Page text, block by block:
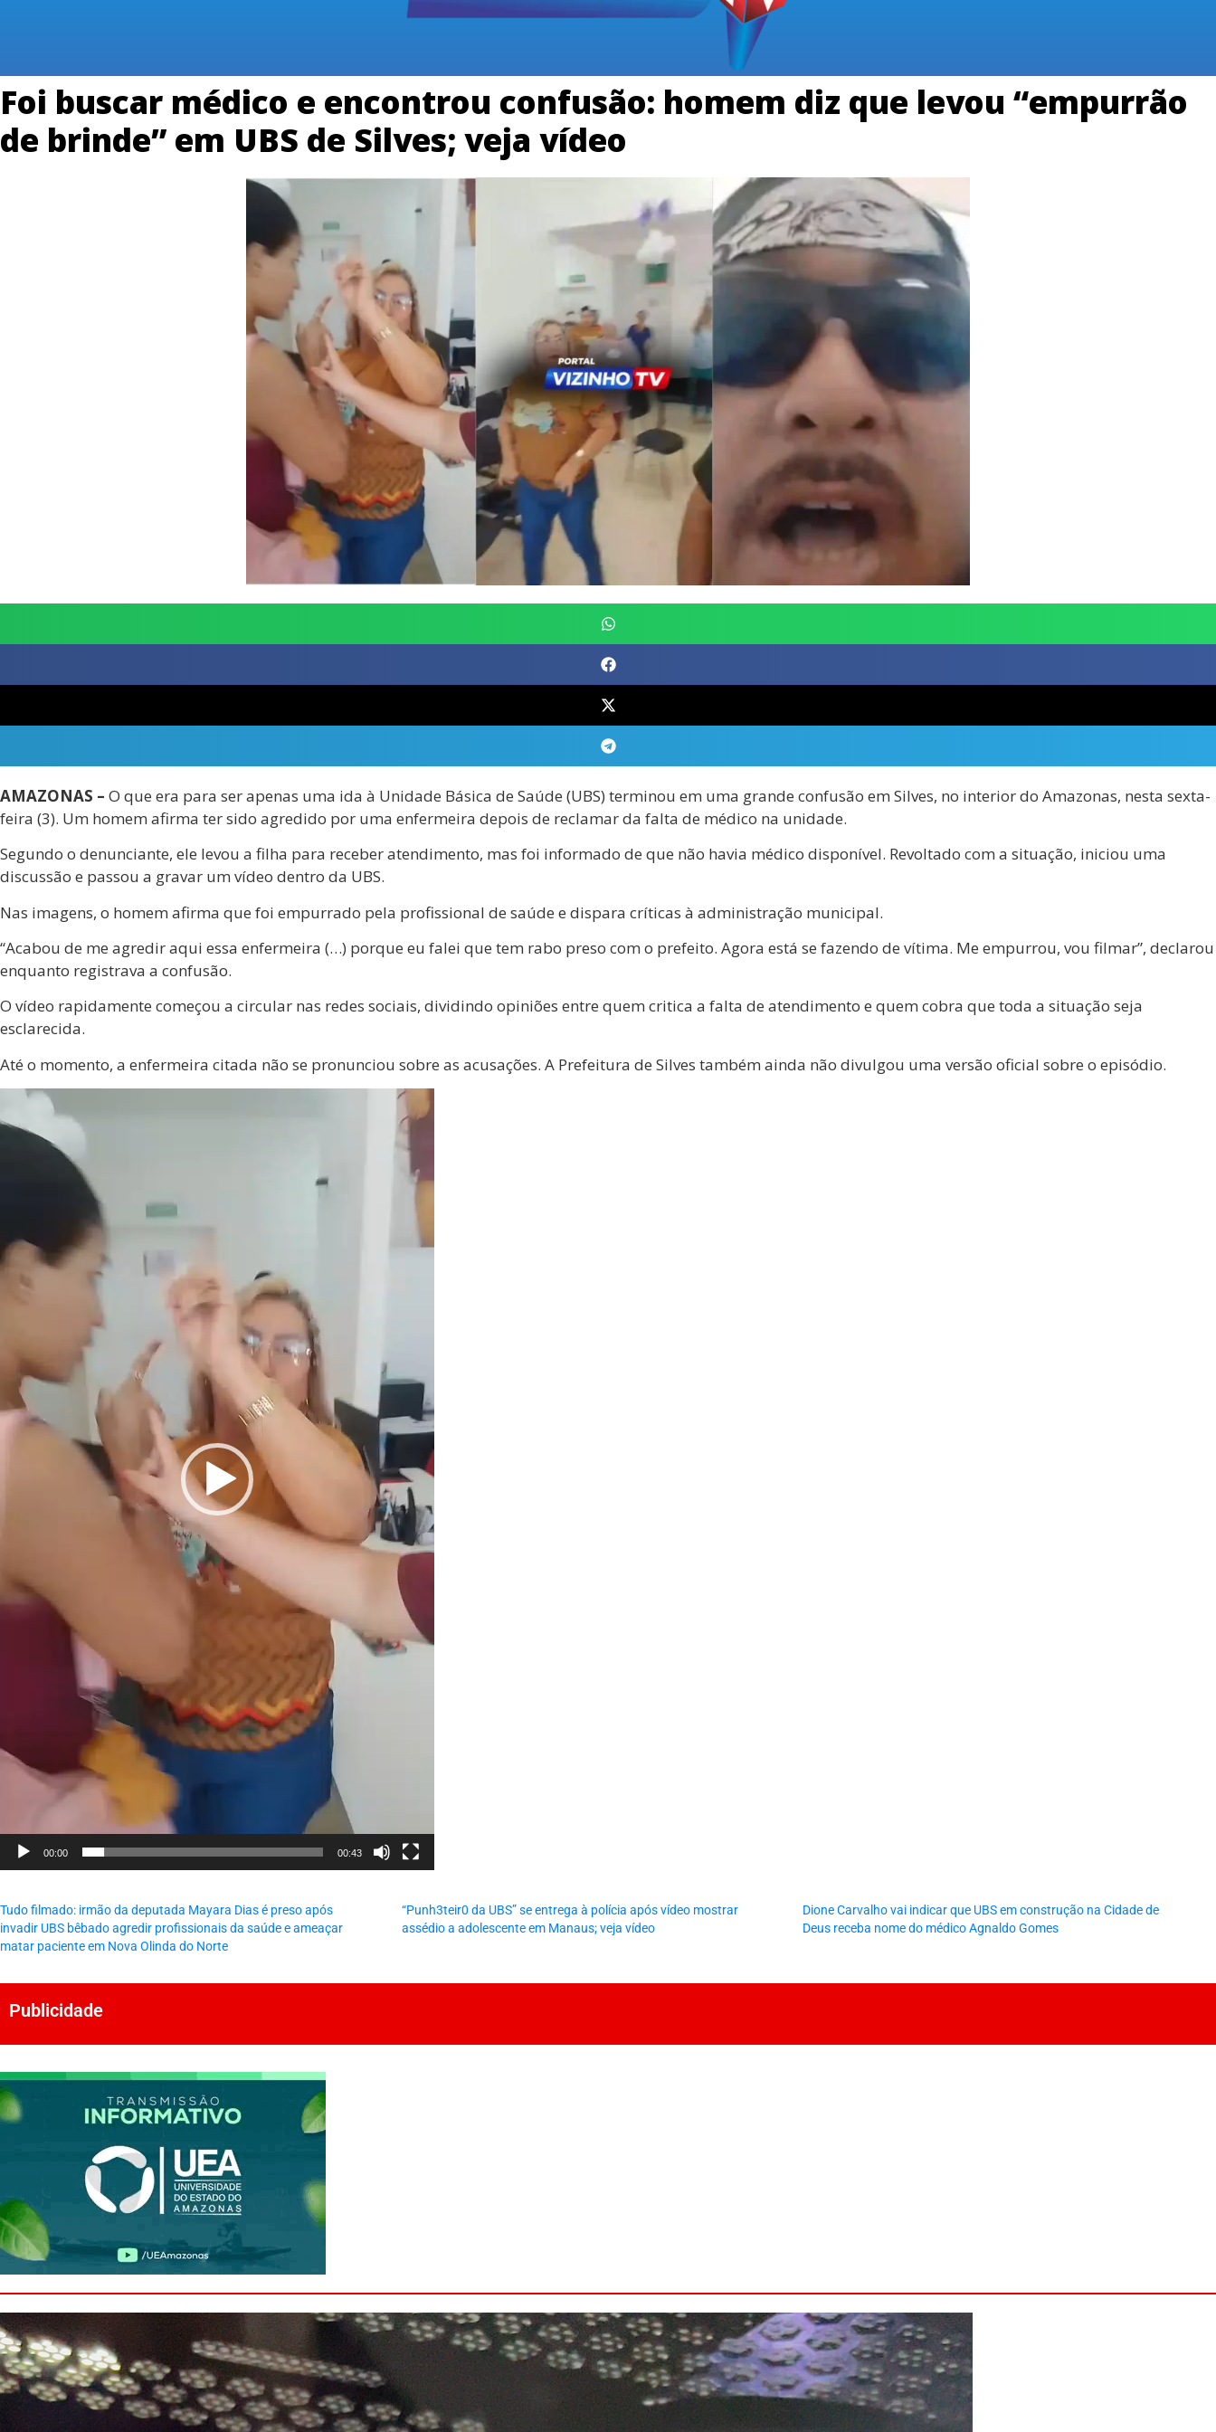
Foi buscar médico e encontrou confusão: homem diz que levou “empurrão
de brinde” em UBS de Silves; veja vídeo
AMAZONAS – O que era para ser apenas uma ida à Unidade Básica de Saúde (UBS) terminou em uma grande confusão em Silves, no interior do Amazonas, nesta sexta-
feira (3). Um homem afirma ter sido agredido por uma enfermeira depois de reclamar da falta de médico na unidade.
Segundo o denunciante, ele levou a filha para receber atendimento, mas foi informado de que não havia médico disponível. Revoltado com a situação, iniciou uma
discussão e passou a gravar um vídeo dentro da UBS.
Nas imagens, o homem afirma que foi empurrado pela profissional de saúde e dispara críticas à administração municipal.
“Acabou de me agredir aqui essa enfermeira (…) porque eu falei que tem rabo preso com o prefeito. Agora está se fazendo de vítima. Me empurrou, vou filmar”, declarou
enquanto registrava a confusão.
O vídeo rapidamente começou a circular nas redes sociais, dividindo opiniões entre quem critica a falta de atendimento e quem cobra que toda a situação seja
esclarecida.
Até o momento, a enfermeira citada não se pronunciou sobre as acusações. A Prefeitura de Silves também ainda não divulgou uma versão oficial sobre o episódio.
Tocador
de
vídeo
00:00 00:43
Tudo filmado: irmão da deputada Mayara Dias é preso após
invadir UBS bêbado agredir profissionais da saúde e ameaçar
matar paciente em Nova Olinda do Norte
“Punh3teir0 da UBS” se entrega à polícia após vídeo mostrar
assédio a adolescente em Manaus; veja vídeo
Dione Carvalho vai indicar que UBS em construção na Cidade de
Deus receba nome do médico Agnaldo Gomes
Publicidade